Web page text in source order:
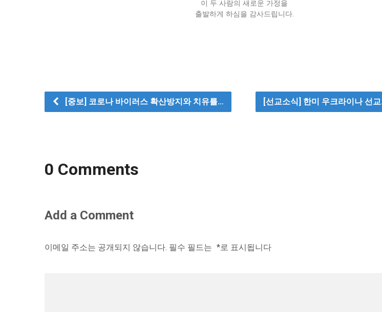
이 두 사람의 새로운 가정을
출발하게 하심을 감사드립니다.
[중보] 코로나 바이러스 확산방지와 치유를… [선교소식] 한미 우크라이나 선
0 Comments
Add a Comment
이메일 주소는 공개되지 않습니다. 필수 필드는 *로 표시됩니다